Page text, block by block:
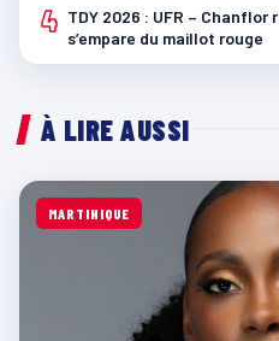
4 TDY 2026 : UFR –
s’empare du maillot rouge
À LIRE AUSSI
MARTINIQUE